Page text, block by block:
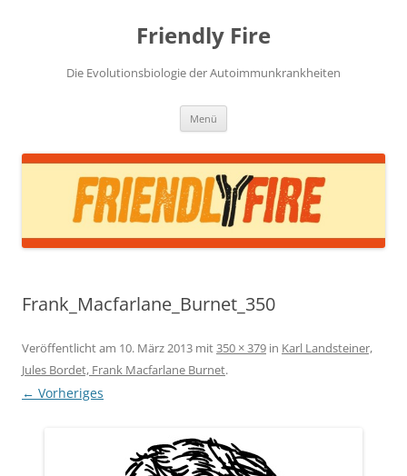
Friendly Fire
Die Evolutionsbiologie der Autoimmunkrankheiten
Menü
Frank_Macfarlane_Burnet_350
Veröffentlicht am 10. März 2013 mit350 × 379 in Karl Landsteiner,
Jules Bordet, Frank Macfarlane Burnet.
← Vorheriges